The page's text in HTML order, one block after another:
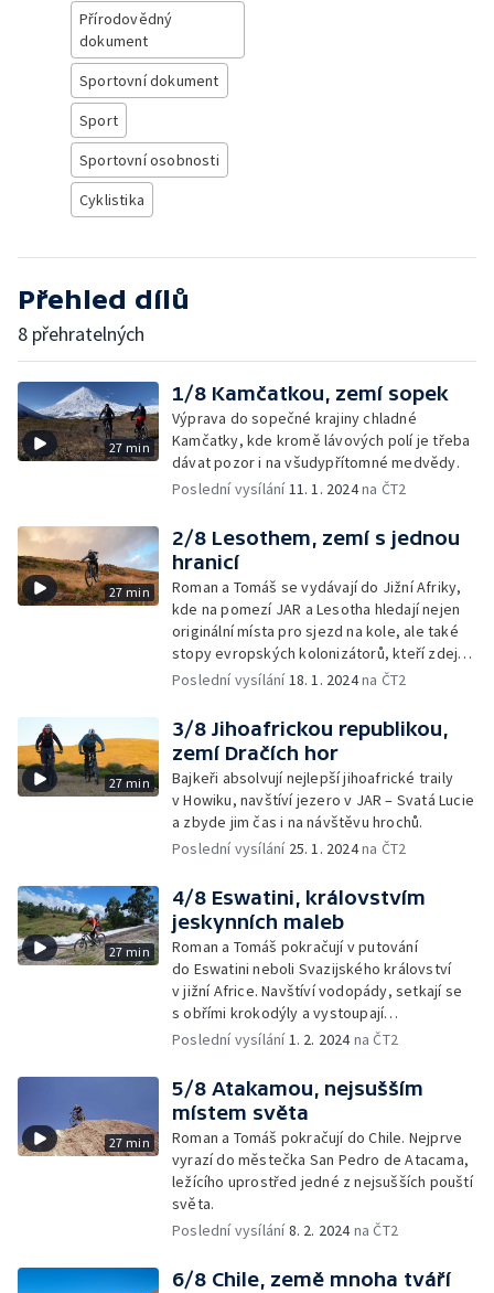
Přírodovědný
dokument
Sportovní dokument
Sport
Sportovní osobnosti
Cyklistika
Přehled dílů
8 přehratelných
27 min
1/8 Kamčatkou, zemí sopek
Výprava do sopečné krajiny chladné
Kamčatky, kde kromě lávových polí je třeba
dávat pozor i na všudypřítomné medvědy.
Poslední vysílání11. 1. 2024na ČT2
27 min
2/8 Lesothem, zemí s jednou
hranicí
Roman a Tomáš se vydávají do Jižní Afriky,
kde na pomezí JAR a Lesotha hledají nejen
originální místa pro sjezd na kole, ale také
stopy evropských kolonizátorů, kteří zdejší
krajinu ovlivnili.
Poslední vysílání18. 1. 2024na ČT2
27 min
3/8 Jihoafrickou republikou,
zemí Dračích hor
Bajkeři absolvují nejlepší jihoafrické traily
v Howiku, navštíví jezero v JAR – Svatá Lucie
a zbyde jim čas i na návštěvu hrochů.
Poslední vysílání 25. 1. 2024na ČT2
27 min
4/8 Eswatini, královstvím
jeskynních maleb
Roman a Tomáš pokračují v putování
do Eswatini neboli Svazijského království
v jižní Africe. Navštíví vodopády, setkají se
s obřími krokodýly a vystoupají
na vulkanickou desku Sibebe Rock.
Poslední vysílání1. 2. 2024na ČT2
27 min
5/8 Atakamou, nejsušším
místem světa
Roman a Tomáš pokračují do Chile. Nejprve
vyrazí do městečka San Pedro de Atacama,
ležícího uprostřed jedné z nejsušších pouští
světa.
Poslední vysílání8. 2. 2024na ČT2
6/8 Chile, země mnoha tváří